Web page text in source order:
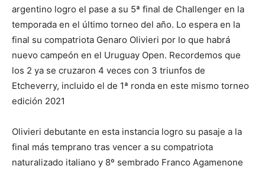
argentino logro el pase a su 5ª final de Challenger en la
temporada en el último torneo del año. Lo espera en la
final su compatriota Genaro Olivieri por lo que habrá
nuevo campeón en el Uruguay Open. Recordemos que
los 2 ya se cruzaron 4 veces con 3 triunfos de
Etcheverry, incluido el de 1ª ronda en este mismo torneo
edición 2021
Olivieri debutante en esta instancia logro su pasaje a la
final más temprano tras vencer a su compatriota
naturalizado italiano y 8º sembrado Franco Agamenone